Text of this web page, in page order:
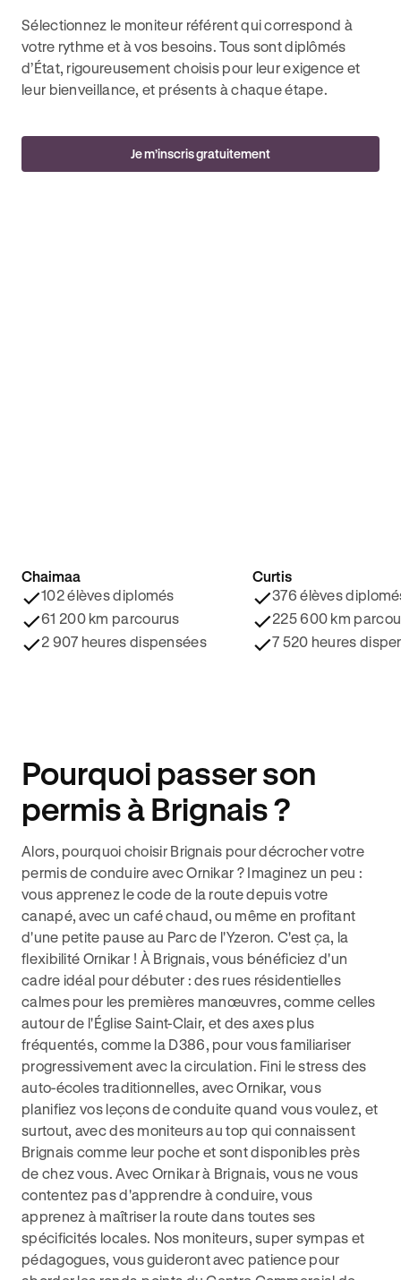
Sélectionnez le moniteur référent qui correspond à
votre rythme et à vos besoins. Tous sont diplômés
d’État, rigoureusement choisis pour leur exigence et
leur bienveillance, et présents à chaque étape.
Je m’inscris gratuitement
4.8/5 ⭐️
Chaimaa
102 élèves diplomés
61 200 km parcourus
2 907 heures dispensées
4.9/5 ⭐️
Curtis
376 élèves
225 600 km
7 520 heures
Pourquoi passer son
permis à Brignais ?
Alors, pourquoi choisir Brignais pour décrocher votre
permis de conduire avec Ornikar ? Imaginez un peu :
vous apprenez le code de la route depuis votre
canapé, avec un café chaud, ou même en profitant
d'une petite pause au Parc de l'Yzeron. C'est ça, la
flexibilité Ornikar ! À Brignais, vous bénéficiez d'un
cadre idéal pour débuter : des rues résidentielles
calmes pour les premières manœuvres, comme celles
autour de l'Église Saint-Clair, et des axes plus
fréquentés, comme la D386, pour vous familiariser
progressivement avec la circulation. Fini le stress des
auto-écoles traditionnelles, avec Ornikar, vous
planifiez vos leçons de conduite quand vous voulez, et
surtout, avec des moniteurs au top qui connaissent
Brignais comme leur poche et sont disponibles près
de chez vous. Avec Ornikar à Brignais, vous ne vous
contentez pas d'apprendre à conduire, vous
apprenez à maîtriser la route dans toutes ses
spécificités locales. Nos moniteurs, super sympas et
pédagogues, vous guideront avec patience pour